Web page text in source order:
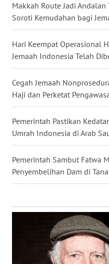
Makkah Route Jadi
Soroti Kemudahan bagi
Hari Keempat Operasional
Jemaah Indonesia Telah
Cegah Jemaah
Haji dan Perketat
Pemerintah Pastikan
Umrah Indonesia di Arab
Pemerintah Sambut Fatwa
Penyembelihan Dam di
WN
JATENG
WN
WN
JOGJA
JATIM
WN
BALI
KALBAR
KALTENG